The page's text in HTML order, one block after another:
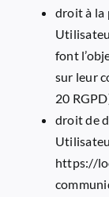
droit à la
font
sur leur
20
droit de
https://